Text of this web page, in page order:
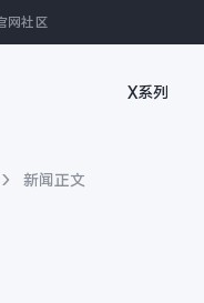
网社区
X系列
新闻正文